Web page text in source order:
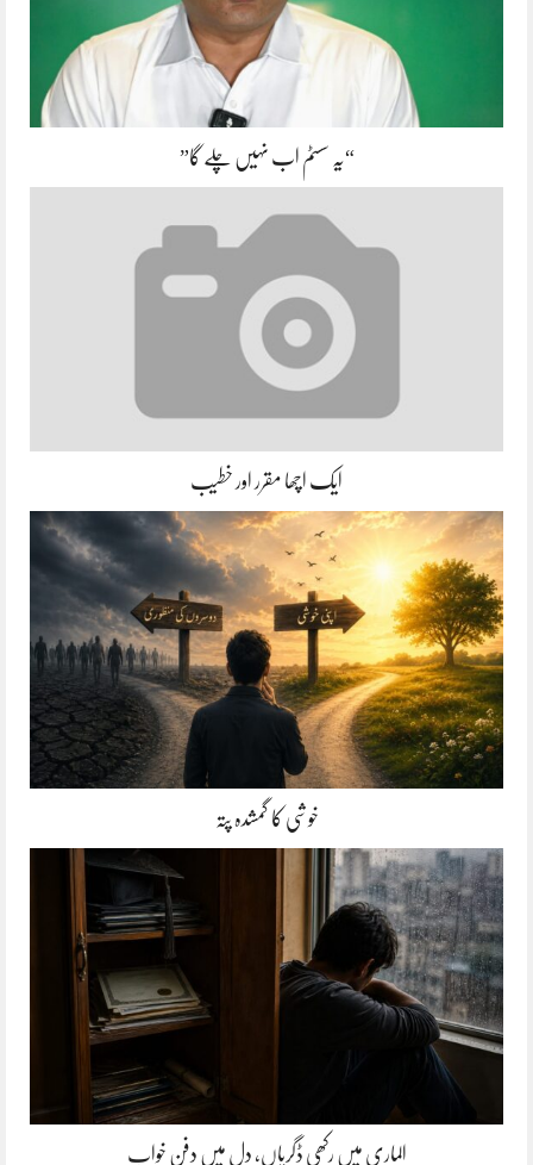
“یہ سسٹم اب نہیں چلے گا”
ایک اچھا مقرر اور خطیب
خوشی کا گمشدہ پتہ
الماری میں رکھی ڈگریاں، دل میں دفن خواب